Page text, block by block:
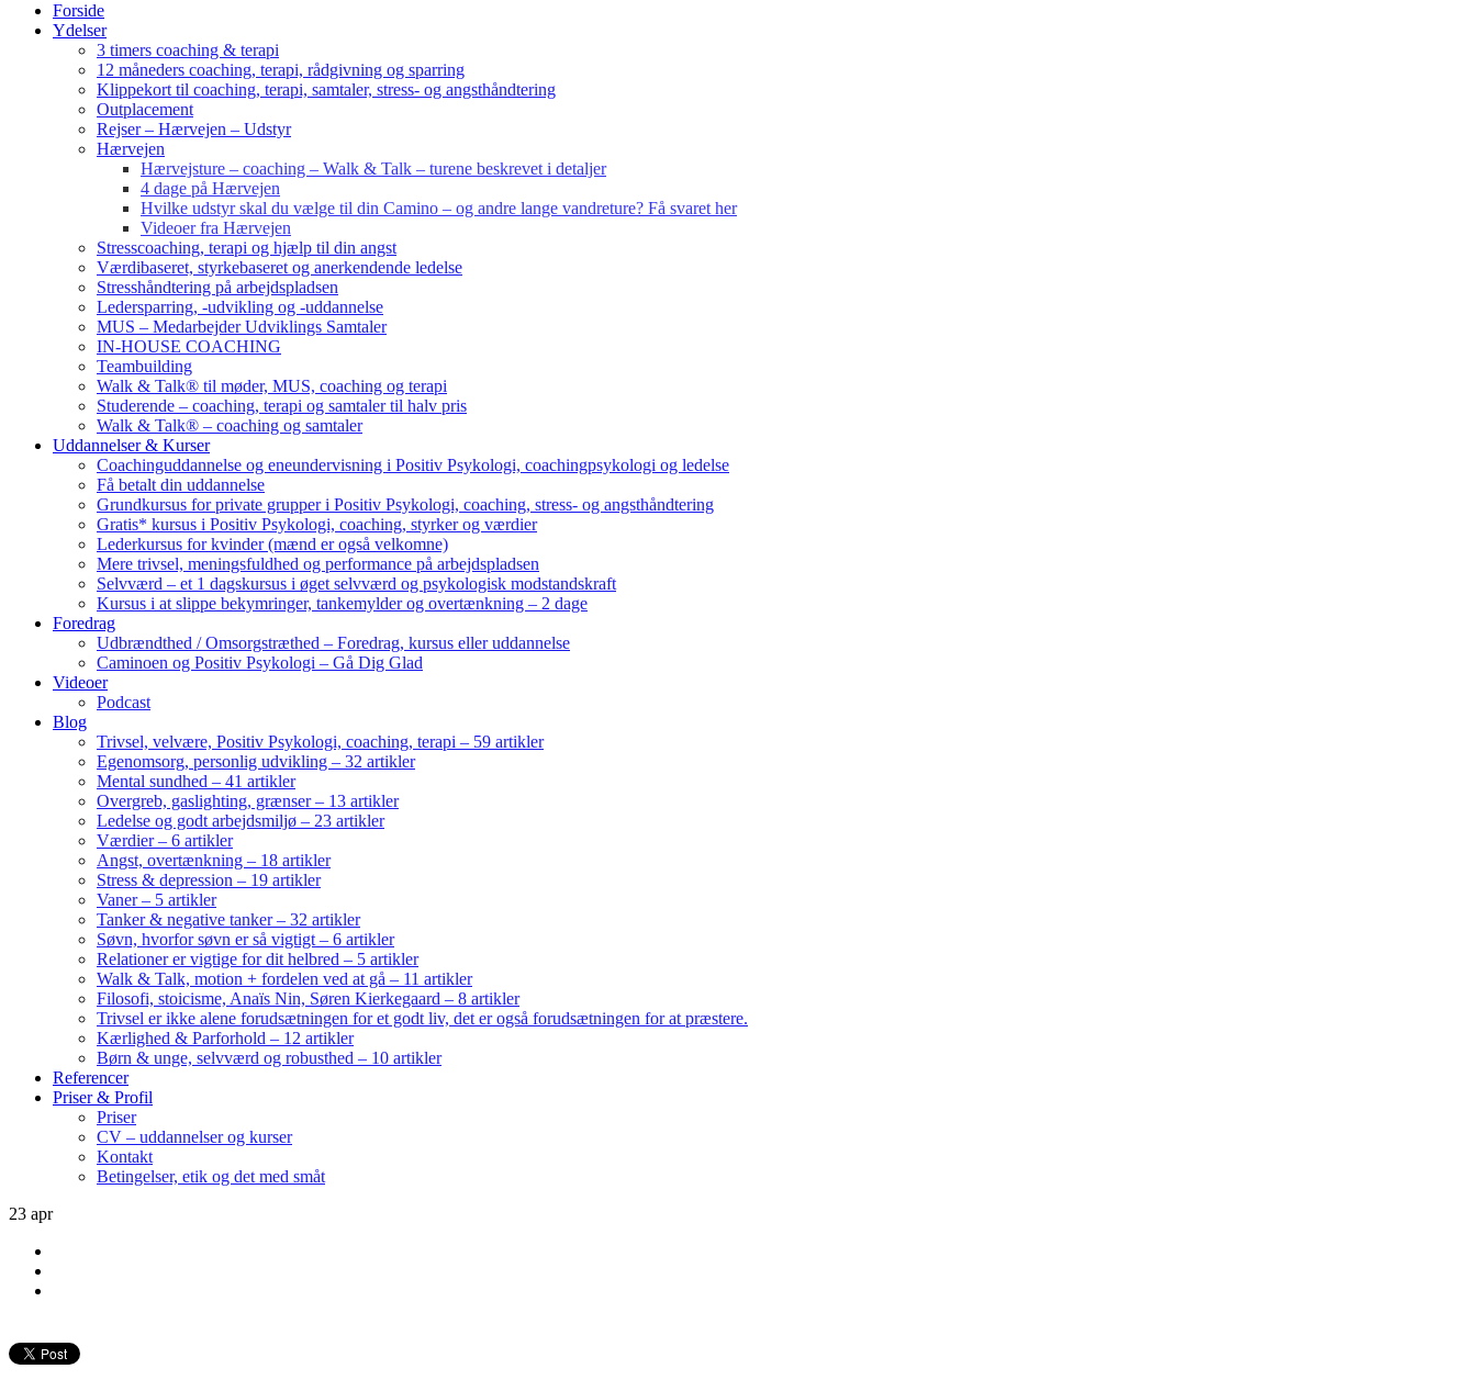
Forside
Ydelser
3 timers coaching & terapi
12 måneders coaching, terapi, rådgivning og sparring
Klippekort til coaching, terapi, samtaler, stress- og angsthåndtering
Outplacement
Rejser – Hærvejen – Udstyr
Hærvejen
Hærvejsture – coaching – Walk & Talk – turene beskrevet i detaljer
4 dage på Hærvejen
Hvilke udstyr skal du vælge til din Camino – og andre lange vandreture? Få svaret her
Videoer fra Hærvejen
Stresscoaching, terapi og hjælp til din angst
Værdibaseret, styrkebaseret og anerkendende ledelse
Stresshåndtering på arbejdspladsen
Ledersparring, -udvikling og -uddannelse
MUS – Medarbejder Udviklings Samtaler
IN-HOUSE COACHING
Teambuilding
Walk & Talk® til møder, MUS, coaching og terapi
Studerende – coaching, terapi og samtaler til halv pris
Walk & Talk® – coaching og samtaler
Uddannelser & Kurser
Coachinguddannelse og eneundervisning i Positiv Psykologi, coachingpsykologi og ledelse
Få betalt din uddannelse
Grundkursus for private grupper i Positiv Psykologi, coaching, stress- og angsthåndtering
Gratis* kursus i Positiv Psykologi, coaching, styrker og værdier
Lederkursus for kvinder (mænd er også velkomne)
Mere trivsel, meningsfuldhed og performance på arbejdspladsen
Selvværd – et 1 dagskursus i øget selvværd og psykologisk modstandskraft
Kursus i at slippe bekymringer, tankemylder og overtænkning – 2 dage
Foredrag
Udbrændthed / Omsorgstræthed – Foredrag, kursus eller uddannelse
Caminoen og Positiv Psykologi – Gå Dig Glad
Videoer
Podcast
Blog
Trivsel, velvære, Positiv Psykologi, coaching, terapi – 59 artikler
Egenomsorg, personlig udvikling – 32 artikler
Mental sundhed – 41 artikler
Overgreb, gaslighting, grænser – 13 artikler
Ledelse og godt arbejdsmiljø – 23 artikler
Værdier – 6 artikler
Angst, overtænkning – 18 artikler
Stress & depression – 19 artikler
Vaner – 5 artikler
Tanker & negative tanker – 32 artikler
Søvn, hvorfor søvn er så vigtigt – 6 artikler
Relationer er vigtige for dit helbred – 5 artikler
Walk & Talk, motion + fordelen ved at gå – 11 artikler
Filosofi, stoicisme, Anaïs Nin, Søren Kierkegaard – 8 artikler
Trivsel er ikke alene forudsætningen for et godt liv, det er også forudsætningen for at præstere.
Kærlighed & Parforhold – 12 artikler
Børn & unge, selvværd og robusthed – 10 artikler
Referencer
Priser & Profil
Priser
CV – uddannelser og kurser
Kontakt
Betingelser, etik og det med småt
23 apr